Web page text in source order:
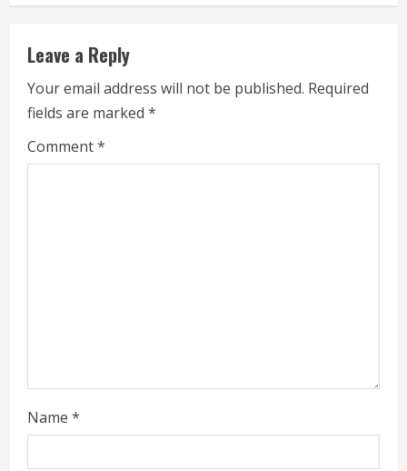
n
u
e
R
e
Leave a Reply
Your email address will not be published. Required
fields are marked *
Comment*
Name *